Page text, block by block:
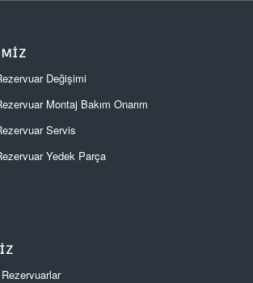
Değişimi
Montaj Bakım Onarım
Servis
Yedek Parça